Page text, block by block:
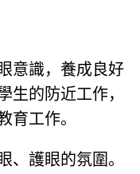
意識，養成良好
生的防近工作，
育工作。
、護眼的氛圍。